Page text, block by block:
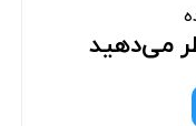
می‌دهید